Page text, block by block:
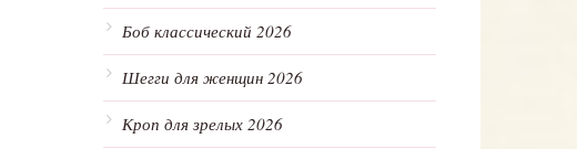
Боб классический 2026
Шегги для женщин 2026
Кроп для зрелых 2026